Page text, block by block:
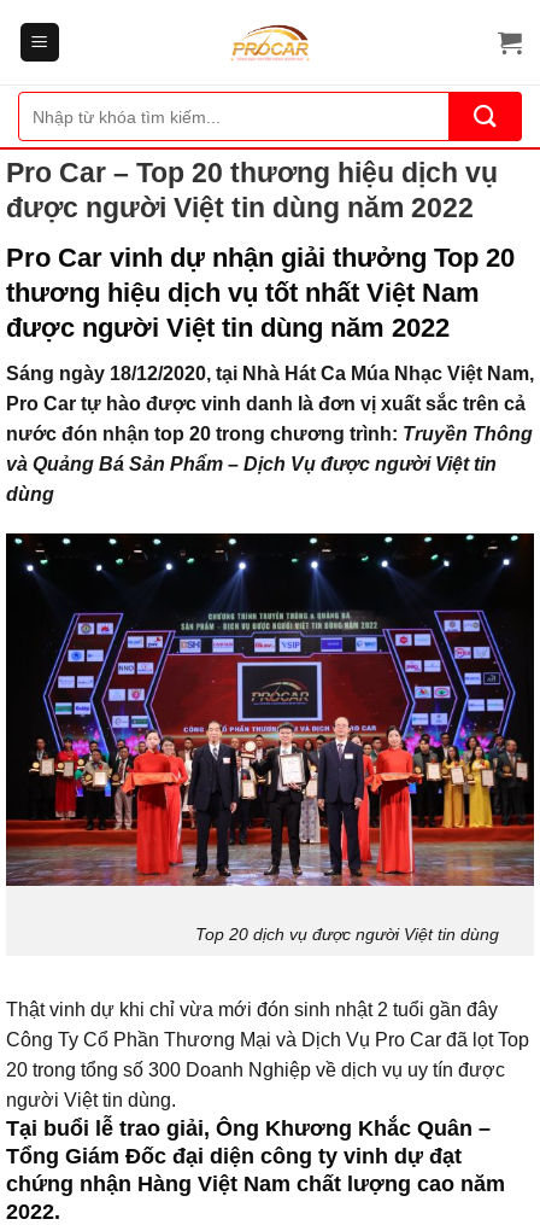
kiếm:
Pro Car – Top 20 thương hiệu dịch vụ
được người Việt tin dùng năm 2022
Pro Car vinh dự nhận giải thưởng Top 20
thương hiệu dịch vụ tốt nhất Việt Nam
được người Việt tin dùng năm 2022
Sáng ngày 18/12/2020, tại Nhà Hát Ca Múa Nhạc Việt Nam,
Pro Car tự hào được vinh danh là đơn vị xuất sắc trên cả
nước đón nhận top 20 trong chương trình: Truyền Thông
và Quảng Bá Sản Phẩm – Dịch Vụ được người Việt tin
dùng
Top 20 dịch vụ được người Việt tin dùng
Thật vinh dự khi chỉ vừa mới đón sinh nhật 2 tuổi gần đây
Công Ty Cổ Phần Thương Mại và Dịch Vụ Pro Car đã lọt Top
20 trong tổng số 300 Doanh Nghiệp về dịch vụ uy tín được
người Việt tin dùng.
Tại buổi lễ trao giải, Ông Khương Khắc Quân –
Tổng Giám Đốc đại diện công ty vinh dự đạt
chứng nhận Hàng Việt Nam chất lượng cao năm
2022.